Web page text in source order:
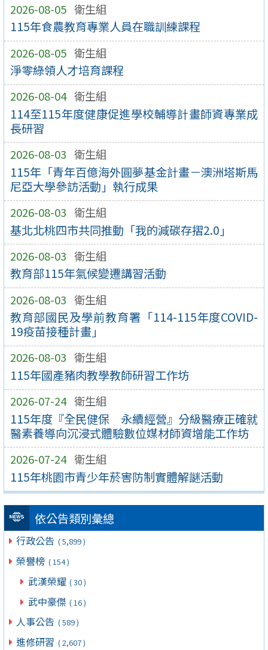
2026-08-05 衛生組
115年食農教育專業人員在職訓練課程
2026-08-05 衛生組
淨零綠領人才培育課程
2026-08-04 衛生組
114至115年度健康促進學校輔導計畫師資專業成
長研習
2026-08-03 衛生組
115年「青年百億海外圓夢基金計畫－澳洲塔斯馬
尼亞大學參訪活動」執行成果
2026-08-03 衛生組
基北北桃四市共同推動「我的減碳存摺2.0」
2026-08-03 衛生組
教育部115年氣候變遷講習活動
2026-08-03 衛生組
教育部國民及學前教育署「114-115年度COVID-
19疫苗接種計畫」
2026-08-03 衛生組
115年國產豬肉教學教師研習工作坊
2026-07-24 衛生組
115年度『全民健保 永續經營』分級醫療正確就
醫素養導向沉浸式體驗數位媒材師資增能工作坊
2026-07-24 衛生組
115年桃園市青少年菸害防制實體解謎活動
依公告類別彙總
行政公告 ( 5,899 )
榮譽榜 ( 154 )
武漢榮耀 ( 30 )
武中豪傑 ( 16 )
人事公告 ( 589 )
進修研習 ( 2,607 )